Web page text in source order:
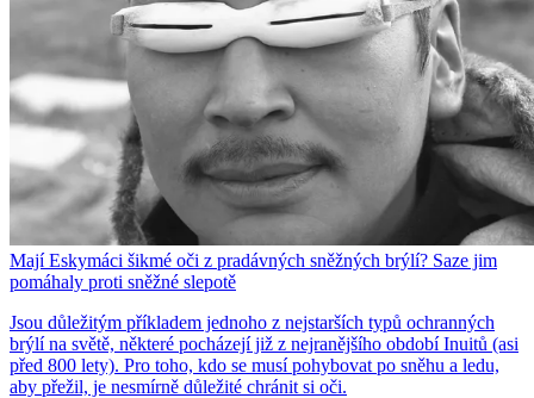
Mají Eskymáci šikmé oči z pradávných sněžných brýlí? Saze jim
pomáhaly proti sněžné slepotě
Jsou důležitým příkladem jednoho z nejstarších typů ochranných
brýlí na světě, některé pocházejí již z nejranějšího období Inuitů (asi
před 800 lety). Pro toho, kdo se musí pohybovat po sněhu a ledu,
aby přežil, je nesmírně důležité chránit si oči.